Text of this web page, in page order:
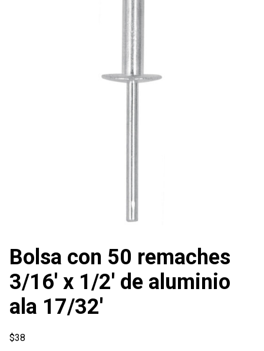
Bolsa con 50 remaches
3/16′ x 1/2′ de aluminio
ala 17/32′
$38